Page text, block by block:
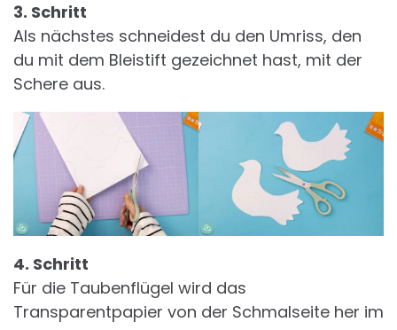
3. Schritt
Als nächstes schneidest du den Umriss, den
du mit dem Bleistift gezeichnet hast, mit der
Schere aus.
4. Schritt
Für die Taubenflügel wird das
Transparentpapier von der Schmalseite her im